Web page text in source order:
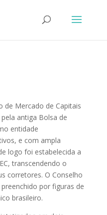
de Mercado de Capitais
antiga Bolsa de
entidade
e com ampla
logo foi estabelecida a
transcendendo o
corretores. O Conselho
por figuras de
brasileiro.